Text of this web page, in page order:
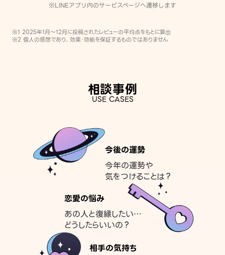
※LINEアプリ内のサービスページへ遷移します
※1 2025年1月〜12月に投稿されたレビューの平均点をもとに算出
※2 個人の感想であり、効果・効能を保証するものではありません
相談事例
USE CASES
今後の運勢
今年の運勢や
気をつけることは？
恋愛の悩み
あの人と復縁したい…
どうしたらいいの？
相手の気持ち